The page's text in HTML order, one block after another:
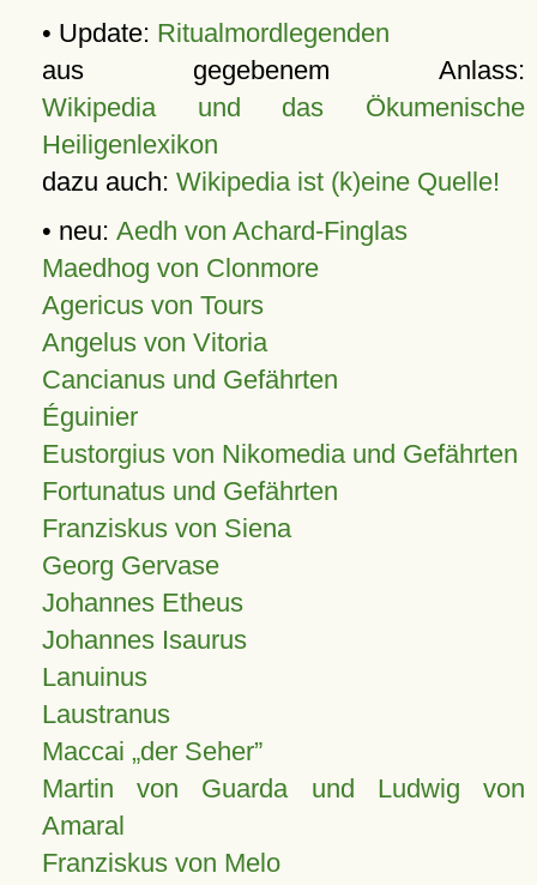
• Update: Ritualmordlegenden
aus gegebenem Anlass:
Wikipedia und das Ökumenische
Heiligenlexikon
dazu auch: Wikipedia ist (k)eine Quelle!
• neu: Aedh von Achard-Finglas
Maedhog von Clonmore
Agericus von Tours
Angelus von Vitoria
Cancianus und Gefährten
Éguinier
Eustorgius von Nikomedia und Gefährten
Fortunatus und Gefährten
Franziskus von Siena
Georg Gervase
Johannes Etheus
Johannes Isaurus
Lanuinus
Laustranus
Maccai „der Seher”
Martin von Guarda und Ludwig von
Amaral
Franziskus von Melo